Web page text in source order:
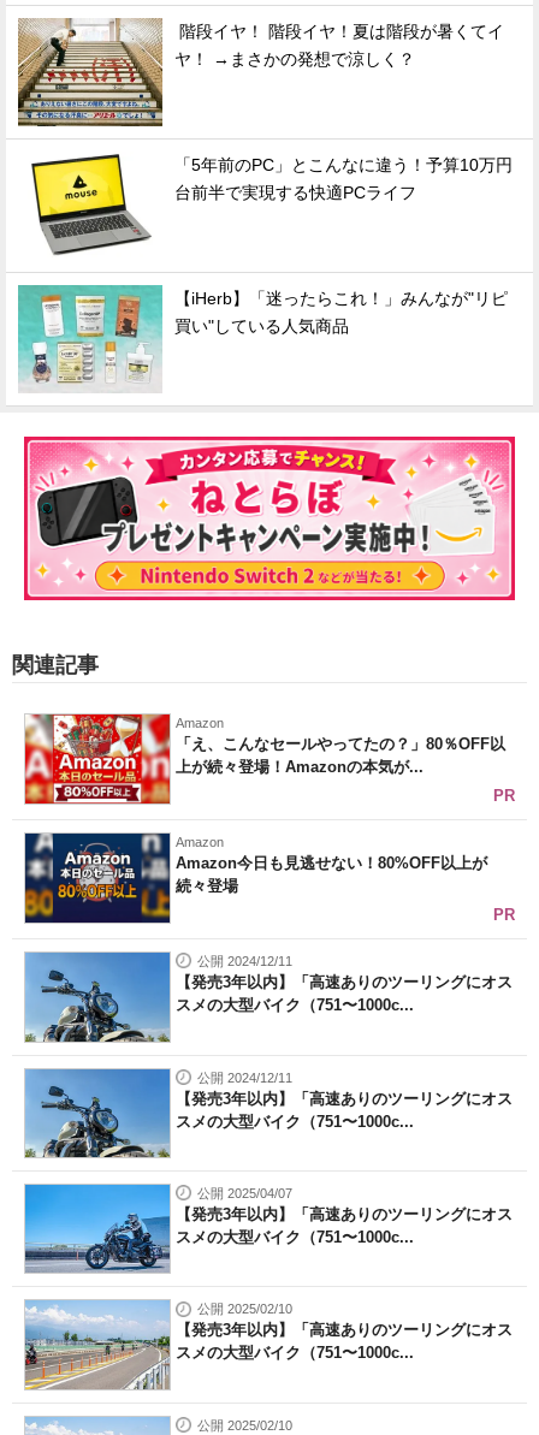
階段イヤ！ 階段イヤ！夏は階段が暑くてイ
ヤ！ →まさかの発想で涼しく？
「5年前のPC」とこんなに違う！予算10万円
台前半で実現する快適PCライフ
【iHerb】「迷ったらこれ！」みんなが"リピ
買い"している人気商品
関連記事
Amazon
「え、こんなセールやってたの？」80％OFF以
上が続々登場！Amazonの本気が...
PR
Amazon
Amazon今日も見逃せない！80%OFF以上が
続々登場
PR
公開 2024/12/11
【発売3年以内】「高速ありのツーリングにオス
スメの大型バイク（751〜1000c...
公開 2024/12/11
【発売3年以内】「高速ありのツーリングにオス
スメの大型バイク（751〜1000c...
公開 2025/04/07
【発売3年以内】「高速ありのツーリングにオス
スメの大型バイク（751〜1000c...
公開 2025/02/10
【発売3年以内】「高速ありのツーリングにオス
スメの大型バイク（751〜1000c...
公開 2025/02/10